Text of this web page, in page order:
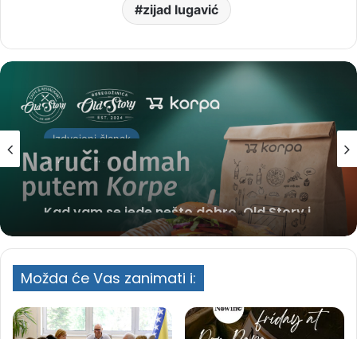
zijad lugavić
Izdvojeni članak
3 days ranije
Kad vam se jede nešto dobro, Old Story i
Korpa su kombinacija koju vrijedi
zapamtiti
Možda će Vas zanimati i: